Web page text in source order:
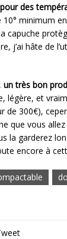
des
10° minimum
capuche
j’ai hâte de
un très bon
légère, et
de 300€),
que vous
la garderez
encore à